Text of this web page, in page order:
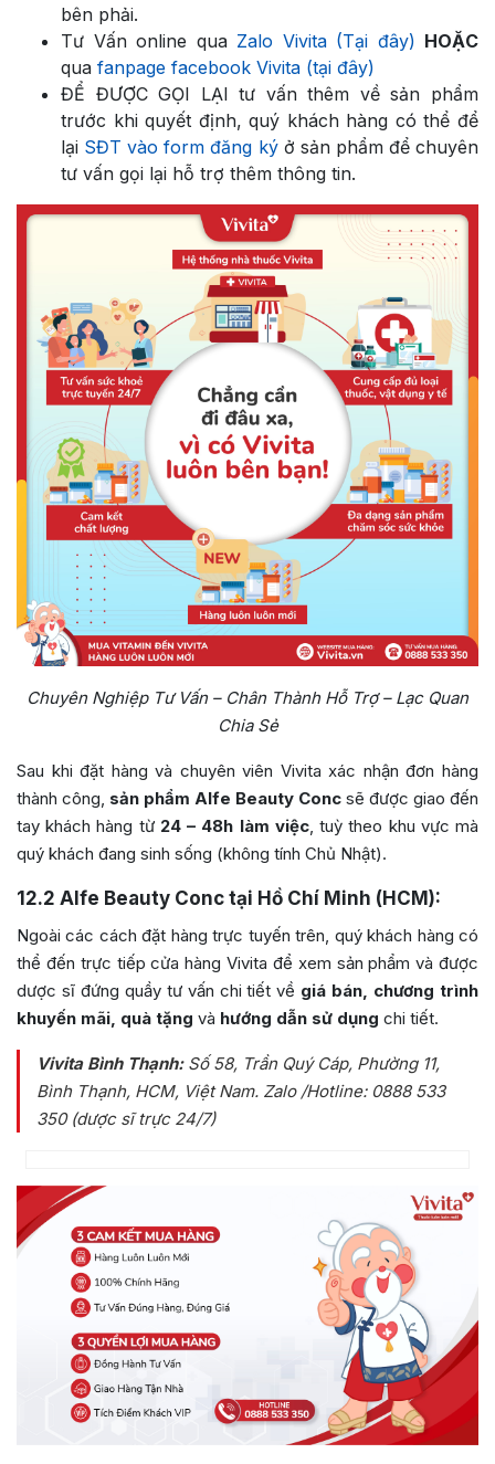
bên phải.
Tư Vấn online quaZalo Vivita (Tại đây) HOẶC
qua fanpage facebook Vivita (tại đây)
ĐỂ ĐƯỢC GỌI LẠI tư vấn thêm về sản phẩm
trước khi quyết định, quý khách hàng có thể để
lại SĐT vào form đăng kýở sản phẩm để chuyên
tư vấn gọi lại hỗ trợ thêm thông tin.
Chuyên Nghiệp Tư Vấn – Chân Thành Hỗ Trợ – Lạc Quan
Chia Sẻ
Sau khi đặt hàng và chuyên viên Vivita xác nhận đơn hàng
thành công, sản phẩm Alfe Beauty Conc sẽ được giao đến
tay khách hàng từ 24 – 48h làm việc, tuỳ theo khu vực mà
quý khách đang sinh sống (không tính Chủ Nhật).
12.2 Alfe Beauty Conc tại Hồ Chí Minh (HCM):
Ngoài các cách đặt hàng trực tuyến trên, quý khách hàng có
thể đến trực tiếp cửa hàng Vivita để xem sản phẩm và được
dược sĩ đứng quầy tư vấn chi tiết về giá bán, chương trình
khuyến mãi, quà tặng và hướng dẫn sử dụng chi tiết.
Vivita Bình Thạnh:Số 58, Trần Quý Cáp, Phường 11,
Bình Thạnh, HCM, Việt Nam. Zalo /Hotline: 0888 533
350 (dược sĩ trực 24/7)